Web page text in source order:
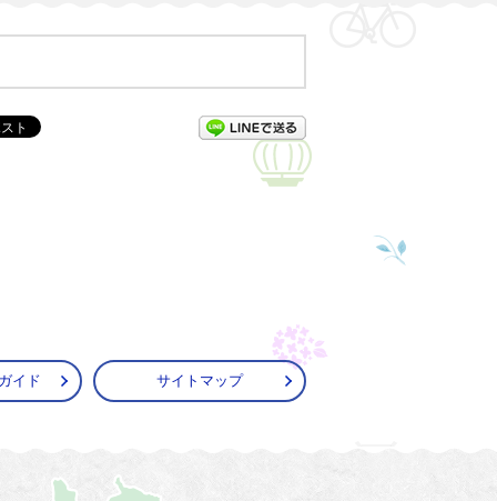
イド サイトマップ